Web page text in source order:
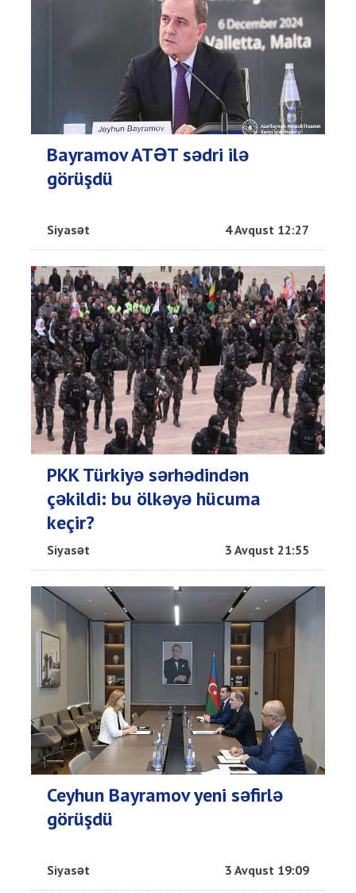
Bayramov ATƏT sədri ilə
görüşdü
Siyasət 4 Avqust 12:27
PKK Türkiyə sərhədindən
çəkildi: bu ölkəyə hücuma
keçir?
Siyasət 3 Avqust 21:55
Ceyhun Bayramov yeni səfirlə
görüşdü
Siyasət 3 Avqust 19:09